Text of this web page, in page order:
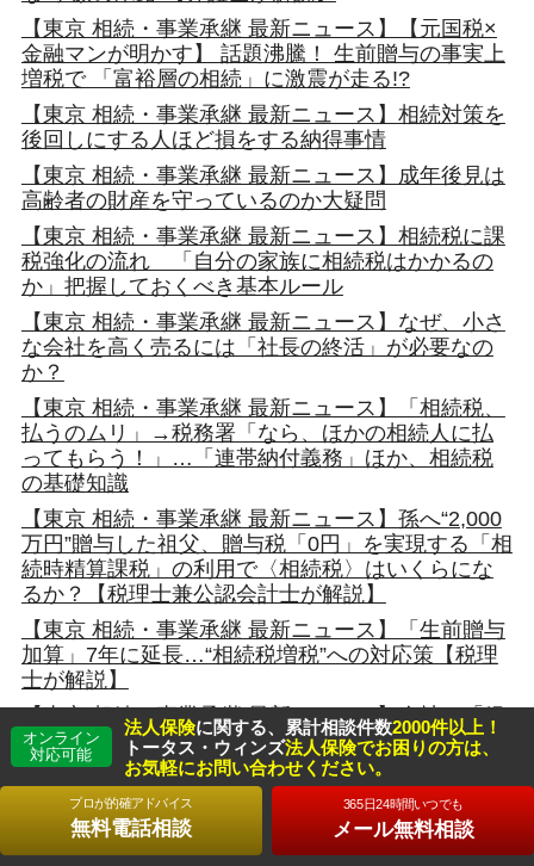
【東京 相続・事業承継 最新ニュース】【元国税×
金融マンが明かす】 話題沸騰！ 生前贈与の事実上
増税で 「富裕層の相続」に激震が走る!?
【東京 相続・事業承継 最新ニュース】相続対策を
後回しにする人ほど損をする納得事情
【東京 相続・事業承継 最新ニュース】成年後見は
高齢者の財産を守っているのか大疑問
【東京 相続・事業承継 最新ニュース】相続税に課
税強化の流れ 「自分の家族に相続税はかかるの
か」把握しておくべき基本ルール
【東京 相続・事業承継 最新ニュース】なぜ、小さ
な会社を高く売るには「社長の終活」が必要なの
か？
【東京 相続・事業承継 最新ニュース】「相続税、
払うのムリ」→税務署「なら、ほかの相続人に払
ってもらう！」…「連帯納付義務」ほか、相続税
の基礎知識
【東京 相続・事業承継 最新ニュース】孫へ“2,000
万円”贈与した祖父、贈与税「0円」を実現する「相
続時精算課税」の利用で〈相続税〉はいくらにな
るか？【税理士兼公認会計士が解説】
【東京 相続・事業承継 最新ニュース】「生前贈与
加算」7年に延長…“相続税増税”への対応策【税理
士が解説】
【東京 相続・事業承継 最新ニュース】会社の「経
営権を譲渡する」方法、3つ…税理士が「事業承継
の進め方」を簡潔解説
【東京 相続・事業承継 最新ニュース】税務署「ペ
ナルティを課します」「申告が必要なんて知らな
かった…」“4つの重税リスク”も。知らないと“大損
オンライン
対応可能
法人保険に関する、累計相談件数2000件以上！
トータス・ウィンズ法人保険でお困りの方は、
お気軽にお問い合わせください。
プロが的確アドバイス
無料電話相談
365日24時間いつでも
メール無料相談